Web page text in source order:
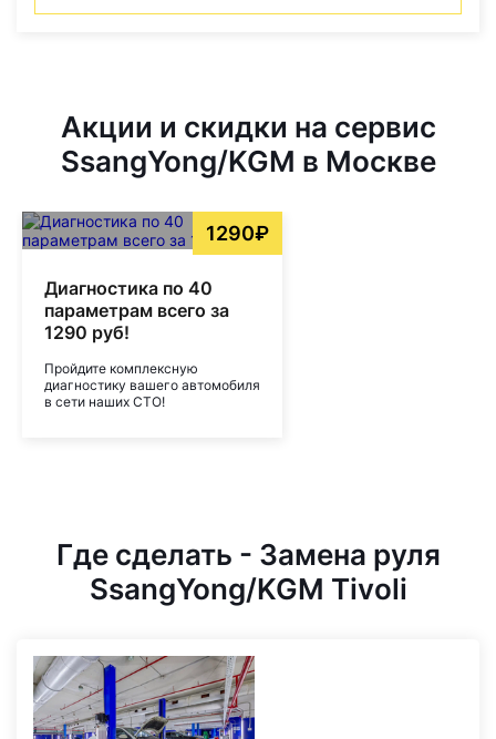
Акции и скидки на сервис
SsangYong/KGM в Москве
1290₽
Диагностика по 40
параметрам всего за
1290 руб!
Пройдите комплексную
диагностику вашего автомобиля
в сети наших СТО!
Где сделать - Замена руля
SsangYong/KGM Tivoli